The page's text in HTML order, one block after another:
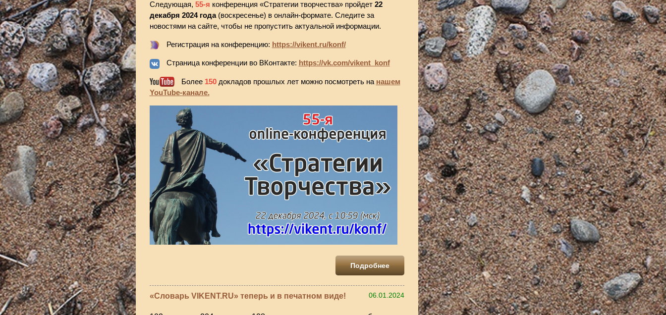
Следующая, 55-я конференция «Стратегии творчества» пройдет 22
декабря 2024 года(воскресенье) в онлайн-формате. Следите за
новостями на сайте, чтобы не пропустить актуальной информации.
Регистрация на конференцию: https://vikent.ru/konf/
Страница конференции во ВКонтакте: https://vk.com/vikent_konf
Более 150докладов прошлых лет можно посмотреть на нашем
YouTube-канале.
Подробнее
«Словарь VIKENT.RU» теперь и в печатном виде! 06.01.2024